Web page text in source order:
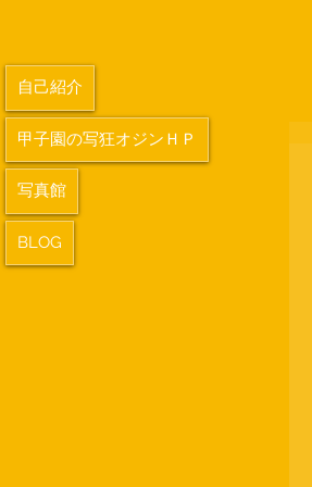
自己紹介
甲子園の写狂オジンＨＰ
写真館
BLOG